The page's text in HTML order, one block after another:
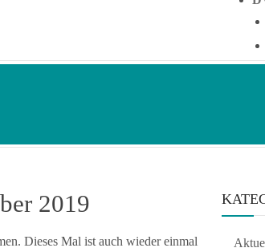
2019
Dieses Mal ist auch wieder einmal